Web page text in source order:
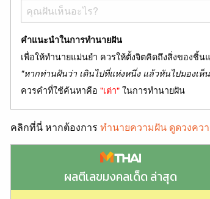
คำแนะนำในการทำนายฝัน
เพื่อให้ทำนายแม่นยำ ควรให้ตั้งจิตคิดถึงสิ่งของชิ้น
"หากท่านฝันว่า เดินไปที่แห่งหนึ่ง แล้วหันไปมองเห็
ควรคำที่ใช้ค้นหาคือ "เต่า"ในการทำนายฝัน
คลิกที่นี่ หากต้องการ ทำนายความฝัน ดูดวงคว
ผลตีเลขมงคลเด็ด ล่าสุด